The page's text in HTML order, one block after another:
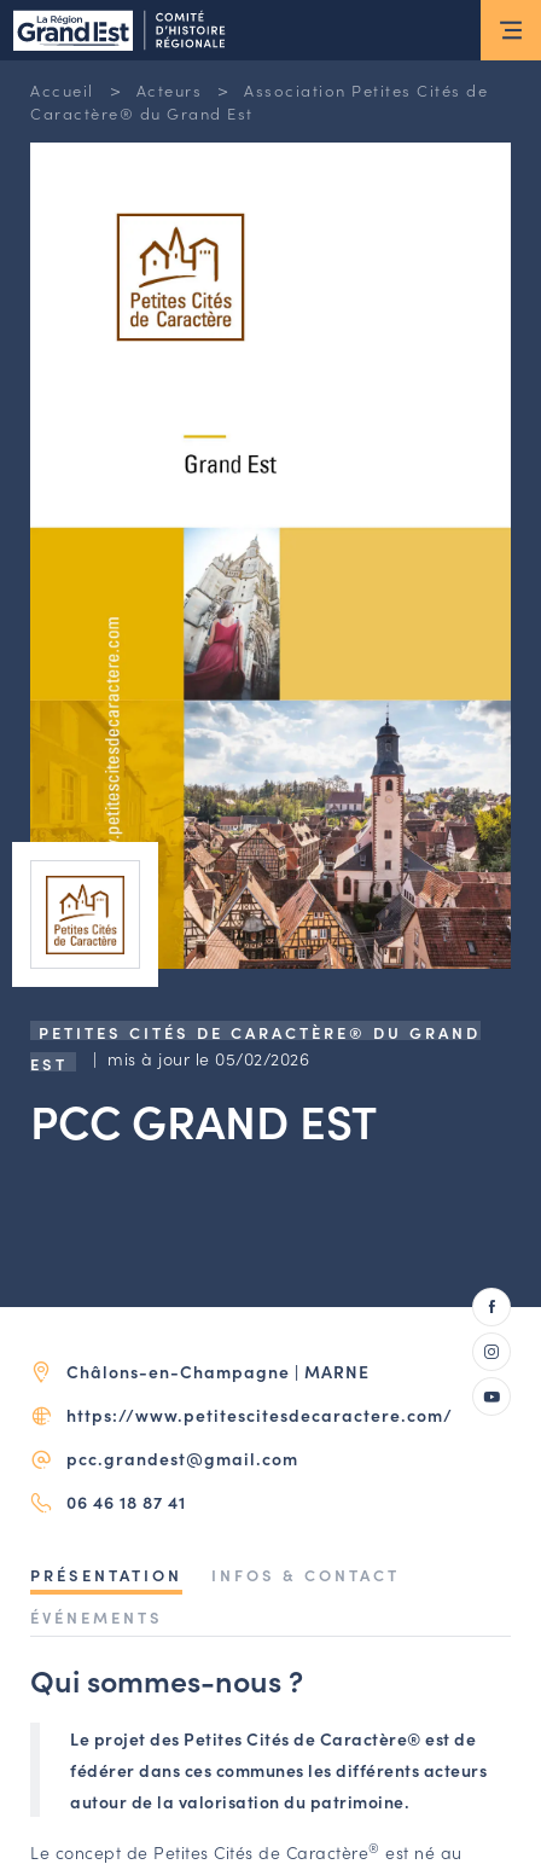
ESPACE MEMBRE
Actus
RETOUR SUR LES DERNIÈRES
NEWSLETTERS
INSCRIPTION À LA NEWSLETTER
Nous connaître
L’ÉQUIPE DU CHR
LES ACTIONS PHARES
Agenda
Annuaire
Ressources
OFFRES D’EMPLOI ET DE STAGE
BOURSE D’ÉCHANGE
OUTILS EN LIGNE
CARTES DES NAUDIN
Espace acteurs
NAVIGATION FILTRÉE « ACTEURS »
VOUS ÊTES…
Amateurs d’histoire et de patrimoine
Responsables de structures
Accueil > Acteurs >
Association Petites Cités de
Caractère® du Grand Est
PETITES CITÉS DE CARACTÈRE® DU GRAND
EST
| mis à jour le 05/02/2026
PCC GRAND EST
Châlons-en-Champagne | MARNE
https://www.petitescitesdecaractere.com/
pcc.grandest@gmail.com
06 46 18 87 41
PRÉSENTATION
INFOS & CONTACT
ÉVÉNEMENTS
Qui sommes-nous ?
Le projet des Petites Cités de Caractère® est de
fédérer dans ces communes les différents acteurs
autour de la valorisation du patrimoine.
Le concept de Petites Cités de Caractère® est né au